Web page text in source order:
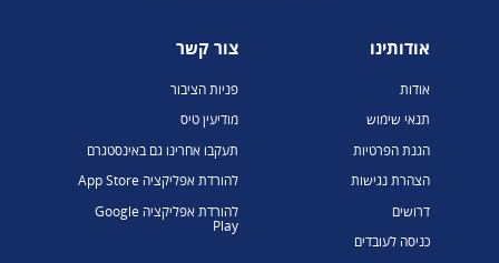
אודותינו
אודות
תנאי שימוש
הגנת הפרטיות
הצהרת נגישות
דרושים
כניסה לעובדים
צור קשר
פניות הציבור
מודיעין טיס
תעקבו אחרינו גם באינסטגרם
להורדת אפליקציה App Store
להורדת אפליקציה Google
Play